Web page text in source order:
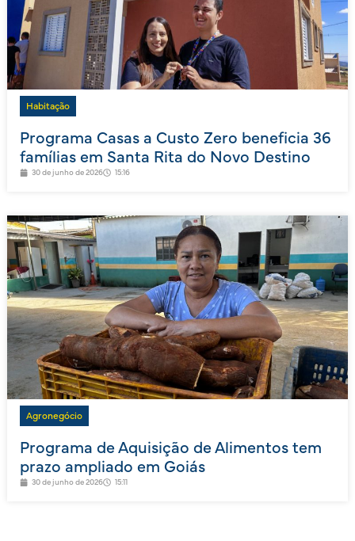
Habitação
Programa Casas a Custo Zero beneficia 36
famílias em Santa Rita do Novo Destino
30 de junho de 2026 15:16
Agronegócio
Programa de Aquisição de Alimentos tem
prazo ampliado em Goiás
30 de junho de 2026 15:11